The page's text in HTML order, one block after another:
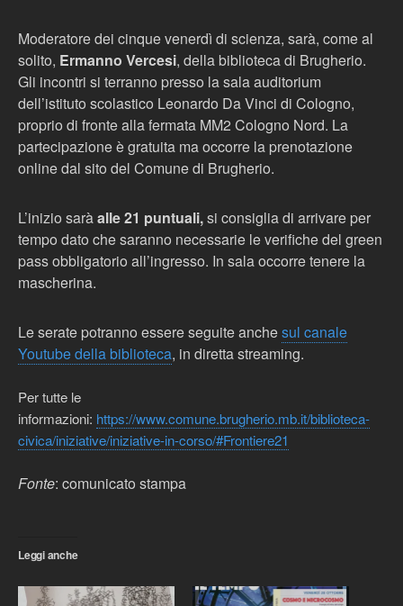
Moderatore dei cinque venerdì di scienza, sarà, come al
solito, Ermanno Vercesi, della biblioteca di Brugherio.
Gli incontri si terranno presso la sala auditorium
dell’istituto scolastico Leonardo Da Vinci di Cologno,
proprio di fronte alla fermata MM2 Cologno Nord. La
partecipazione è gratuita ma occorre la prenotazione
online dal sito del Comune di Brugherio.
L’inizio saràalle 21 puntuali,si consiglia di arrivare per
tempo dato che saranno necessarie le verifiche del green
pass obbligatorio all’ingresso. In sala occorre tenere la
mascherina.
Le serate potranno essere seguite anchesul canale
Youtube della biblioteca, in diretta streaming.
Per tutte le
informazioni: https://www.comune.brugherio.mb.it/biblioteca-
civica/iniziative/iniziative-in-corso/#Frontiere21
Fonte: comunicato stampa
Leggi anche